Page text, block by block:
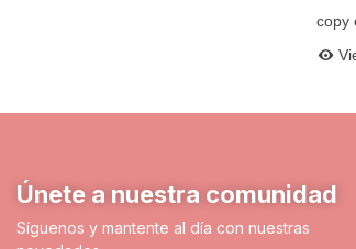
copy
Únete a nuestra comunidad
Síguenos y mantente al día con nuestras